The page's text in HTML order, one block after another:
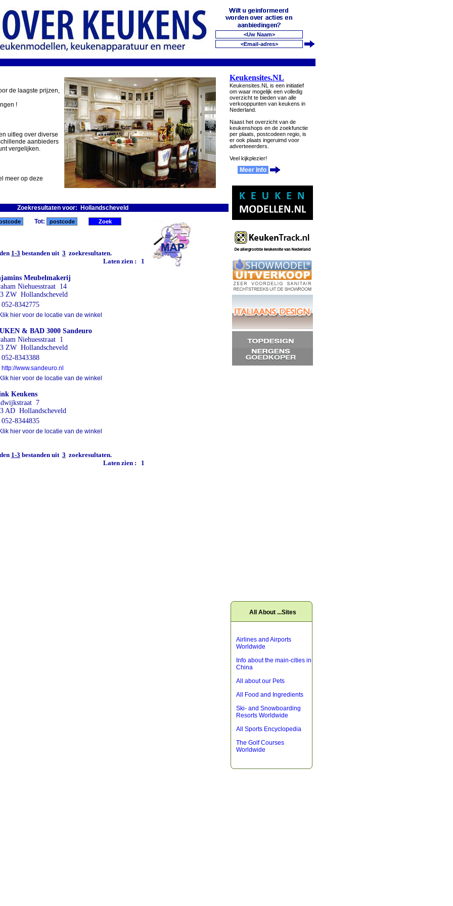
de laagste prijzen,
!
uitleg over diverse
aanbieders
vergelijken.
meer op deze
Zoekresultaten voor: Hollandscheveld
Tot:
1-3 bestanden uit 3 zoekresultaten.
Laten zien :
1
Meubelmakerij
Niehuesstraat 14
ZW Hollandscheveld
052-8342775
hier voor de locatie van de winkel
& BAD 3000 Sandeuro
Niehuesstraat 1
ZW Hollandscheveld
052-8343388
http://www.sandeuro.nl
hier voor de locatie van de winkel
Keukens
7
AD Hollandscheveld
052-8344835
hier voor de locatie van de winkel
1-3 bestanden uit 3 zoekresultaten.
Laten zien :
1
Keukensites.NL
Keukensites.NL is een initiatief
om waar mogelijk een volledig
overzicht te bieden van alle
verkooppunten van keukens in
Nederland.
Naast het overzicht van de
keukenshops en de zoekfunctie
per plaats, postcodeen regio, is
er ook plaats ingeruimd voor
adverteeerders.
Veel kijkplezier!
Meer Info
All About ...Sites
Airlines and Airports
Worldwide
Info about the main-cities in
China
All about our Pets
All Food and Ingredients
Ski- and Snowboarding
Resorts Worldwide
All Sports Encyclopedia
The Golf Courses
Worldwide